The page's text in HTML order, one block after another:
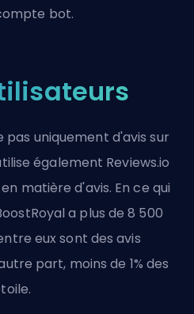
bot.
pas uniquement d'avis sur
également Reviews.io
matière d'avis. En ce qui
a plus de 8 500
eux sont des avis
part, moins de 1% des